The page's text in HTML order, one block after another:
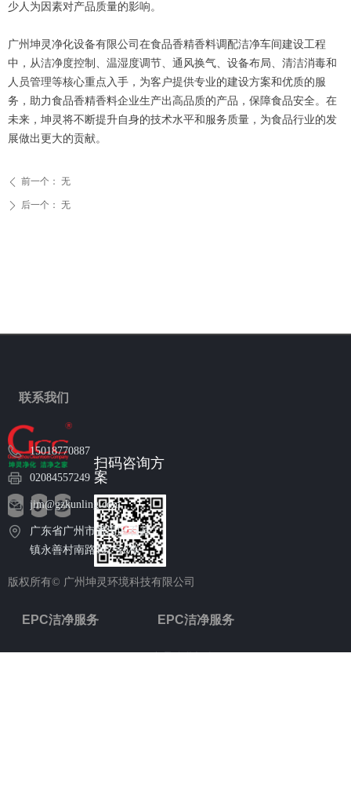
少人为因素对产品质量的影响。
广州坤灵净化设备有限公司在食品香精香料调配洁净车间建设工程
中，从洁净度控制、温湿度调节、通风换气、设备布局、清洁消毒和
人员管理等核心重点入手，为客户提供专业的建设方案和优质的服
务，助力食品香精香料企业生产出高品质的产品，保障食品安全。在
未来，坤灵将不断提升自身的技术水平和服务质量，为食品行业的发
展做出更大的贡献。
ꄴ 前一个： 无
ꄲ 后一个： 无
版权所有© 广州坤灵环境科技有限公司
扫码咨询方
案
EPC洁净服务 EPC洁净服务
15018770887
02084557249
jim@gzkunling.com
广东省广州市番禺区石碁
镇永善村南路102号6栋
联系我们